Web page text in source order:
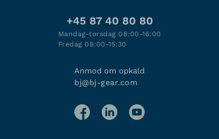
+45 87 40 80 80
Mandag-torsdag 08:00-16:00
Fredag 08:00-15:30
Anmod om opkald
bj@bj-gear.com